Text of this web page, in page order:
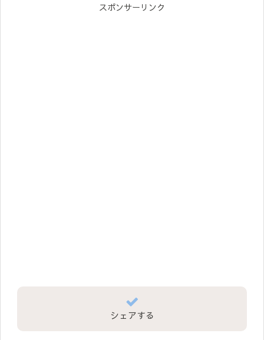
スポンサーリンク
シェアする